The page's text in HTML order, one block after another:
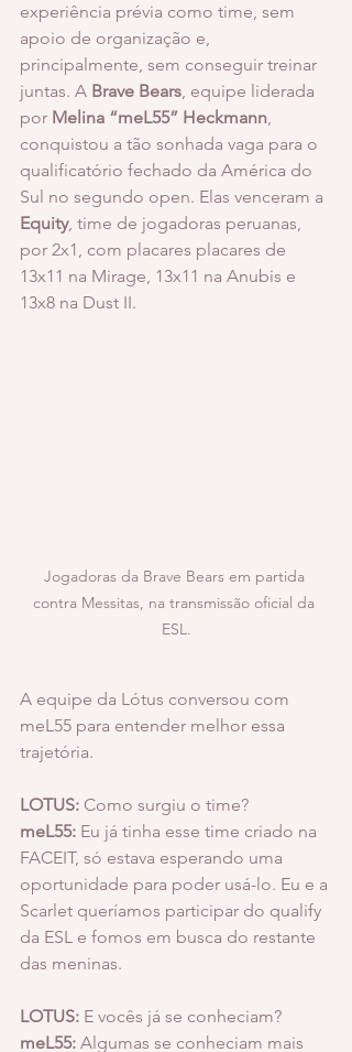
experiência prévia como time, sem
apoio de organização e,
principalmente, sem conseguir treinar
juntas. A Brave Bears, equipe liderada
por Melina “meL55” Heckmann,
conquistou a tão sonhada vaga para o
qualificatório fechado da América do
Sul no segundo open. Elas venceram a
Equity, time de jogadoras peruanas,
por 2x1, com placares placares de
13x11 na Mirage, 13x11 na Anubis e
13x8 na Dust II.
Jogadoras da Brave Bears em partida
contra Messitas, na transmissão oficial da
ESL.
A equipe da Lótus conversou com
meL55 para entender melhor essa
trajetória.
LOTUS: Como surgiu o time?
meL55: Eu já tinha esse time criado na
FACEIT, só estava esperando uma
oportunidade para poder usá-lo. Eu e a
Scarlet queríamos participar do qualify
da ESL e fomos em busca do restante
das meninas.
LOTUS: E vocês já se conheciam?
meL55: Algumas se conheciam mais